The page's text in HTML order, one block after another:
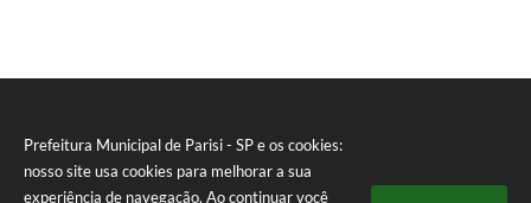
Prefeitura Municipal de Parisi - SP e os cookies:
nosso site usa cookies para melhorar a sua
experiência de navegação. Ao continuar você